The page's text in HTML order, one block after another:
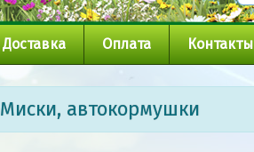
Доставка Оплата Контакты
Миски, автокормушки